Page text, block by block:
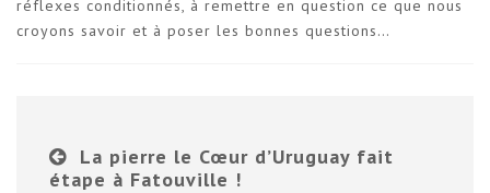
réflexes conditionnés, à remettre en question ce que nous
croyons savoir et à poser les bonnes questions…
La pierre le Cœur d’Uruguay fait
étape à Fatouville !